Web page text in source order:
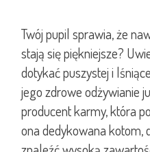
Twój pupil sprawia, że
stają się piękniejsze?
dotykać puszystej i
jego zdrowe odżywianie
producent karmy, która
ona dedykowana kotom,